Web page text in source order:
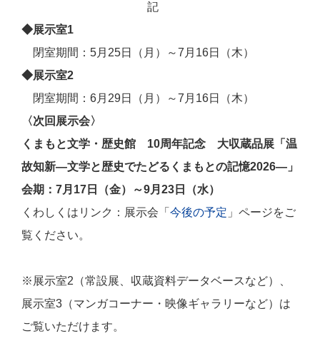
記
◆展示室1
閉室期間：5月25日（月）～7月16日（木）
◆展示室2
閉室期間：6月29日（月）～7月16日（木）
〈次回展示会〉
くまもと文学・歴史館 10周年記念 大収蔵品展 「温
故知新―文学と歴史でたどるくまもとの記憶2026―」
会期：7月17日（金）～9月23日（水）
くわしくはリンク：展示会「 今後の予定 」ページをご
覧ください。
※展示室2（常設展、収蔵資料データベースなど）、
展示室3（マンガコーナー・映像ギャラリーなど）は
ご覧いただけます。